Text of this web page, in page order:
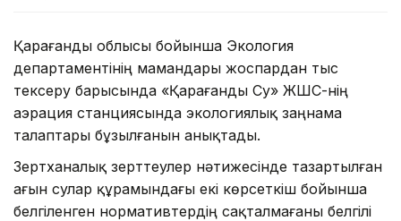
Қарағанды облысы бойынша Экология
департаментінің мамандары жоспардан тыс
тексеру барысында «Қарағанды Су» ЖШС-нің
аэрация станциясында экологиялық заңнама
талаптары бұзылғанын анықтады.
Зертханалық зерттеулер нәтижесінде тазартылған
ағын сулар құрамындағы екі көрсеткіш бойынша
белгіленген нормативтердің сақталмағаны белгілі